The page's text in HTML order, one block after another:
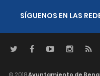
SÍGUENOS EN LAS